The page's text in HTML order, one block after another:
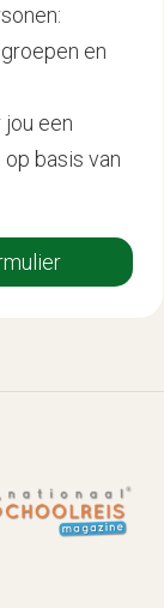
en
een
basis van